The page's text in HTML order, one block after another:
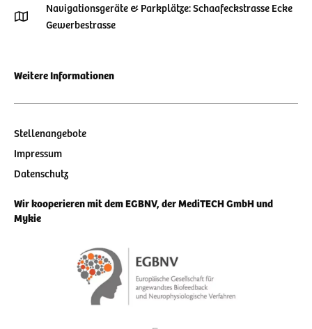
Navigationsgeräte & Parkplätze: Schaafeckstrasse Ecke
Gewerbestrasse
Weitere Informationen
Stellenangebote
Impressum
Datenschutz
Wir kooperieren mit dem EGBNV, der MediTECH GmbH und
Mykie